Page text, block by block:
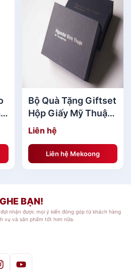
Kiện[/caption] [caption
align="aligncenter"
Bộ Quà Tặng Giftset
Hộp Giấy Mỹ Thuật
Ép Kim cao cấp
MKBQT40
Liên hệ
Liên hệ Mekoong
BẠN!
nhận được mọi ý kiến đóng góp từ khách hàng
vụ và sản phẩm tốt hơn nữa.